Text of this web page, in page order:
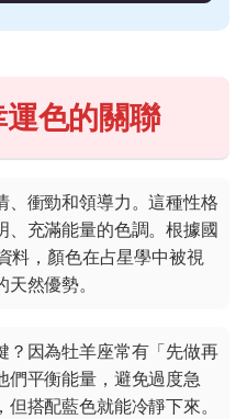
色的關聯
、衝勁和領導力。這種性格
、充滿能量的色調。根據國
料，顏色在占星學中被視
然優勢。
？因為牡羊座常有「先做再
們平衡能量，避免過度急
搭配藍色就能冷靜下來。